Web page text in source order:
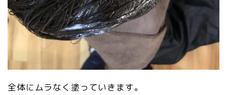
全体にムラなく塗っていきます。